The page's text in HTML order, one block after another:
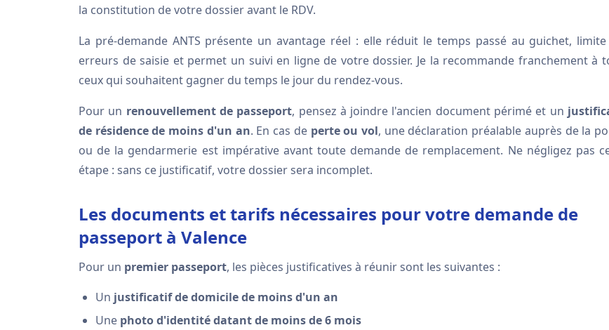
la constitution de votre dossier avant le RDV.
La pré-demande ANTS présente un avantage réel : elle réduit le temps passé au guichet, limite
erreurs de saisie et permet un suivi en ligne de votre dossier. Je la recommande franchement à
ceux qui souhaitent gagner du temps le jour du rendez-vous.
Pour un renouvellement de passeport, pensez à joindre l'ancien document périmé et un
de résidence de moins d'un an. En cas de perte ou vol, une déclaration préalable auprès de la
ou de la gendarmerie est impérative avant toute demande de remplacement. Ne négligez pas
étape : sans ce justificatif, votre dossier sera incomplet.
Les documents et tarifs nécessaires pour votre demande de
passeport à Valence
Pour un premier passeport, les pièces justificatives à réunir sont les suivantes :
Un justificatif de domicile de moins d'un an
Une photo d'identité datant de moins de 6 mois